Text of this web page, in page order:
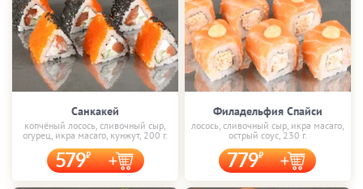
Санкакей
копчёный лосось, сливочный сыр,
огурец, икра масаго, кунжут, 200 г.
579
Филадельфия Спайси
лосось, сливочный сыр, икра масаго,
острый соус, 230 г.
779